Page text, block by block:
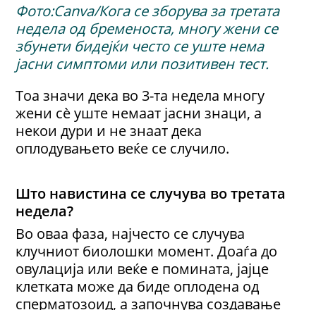
Фото:Canva/Кога се зборува за третата
недела од бременоста, многу жени се
збунети бидејќи често сe уште нема
јасни симптоми или позитивен тест.
Тоа значи дека во 3-та недела многу
жени сè уште немаат јасни знаци, а
некои дури и не знаат дека
оплодувањето веќе се случило.
Што навистина се случува во третата
недела?
Во оваа фаза, најчесто се случува
клучниот биолошки момент. Доаѓа до
овулација или веќе е помината, јајце
клетката може да биде оплодена од
сперматозоид, а започнува создавање